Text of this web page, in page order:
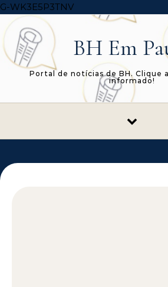
G-WK3E5P3TNVSkip to content
BH Em
Portal de notícias de BH. Clique
informado!